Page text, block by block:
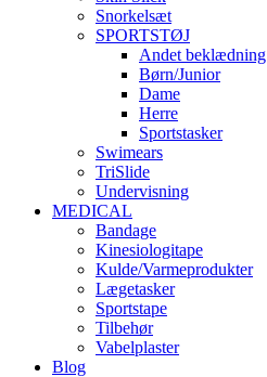
Snorkelsæt
SPORTSTØJ
Andet beklædning
Børn/Junior
Dame
Herre
Sportstasker
Swimears
TriSlide
Undervisning
MEDICAL
Bandage
Kinesiologitape
Kulde/Varmeprodukter
Lægetasker
Sportstape
Tilbehør
Vabelplaster
Blog